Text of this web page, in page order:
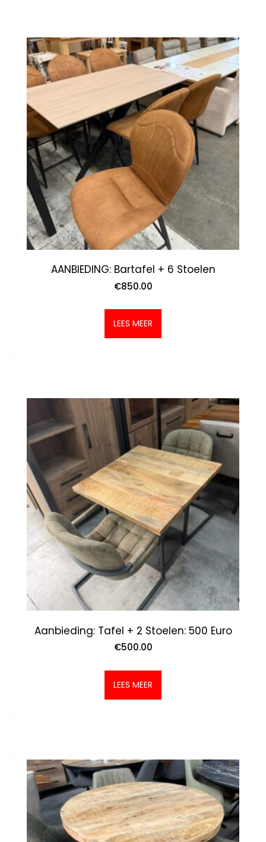
AANBIEDING: Bartafel + 6 Stoelen
€850.00
LEES MEER
Aanbieding: Tafel + 2 Stoelen: 500 Euro
€500.00
LEES MEER